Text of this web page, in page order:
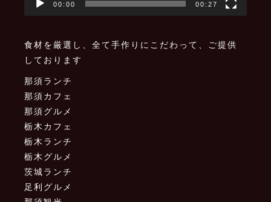
00:00 00:27
食材を厳選し、全て手作りにこだわって、ご提供
しております
那須ランチ
那須カフェ
那須グルメ
栃木カフェ
栃木ランチ
栃木グルメ
茨城ランチ
足利グルメ